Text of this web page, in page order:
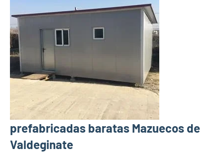
prefabricadas baratas Mazuecos de
Valdeginate